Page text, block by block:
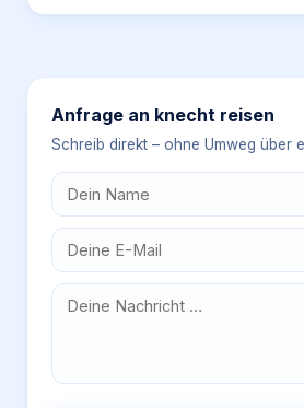
Anfrage an knecht reisen
Schreib direkt – ohne Umweg über